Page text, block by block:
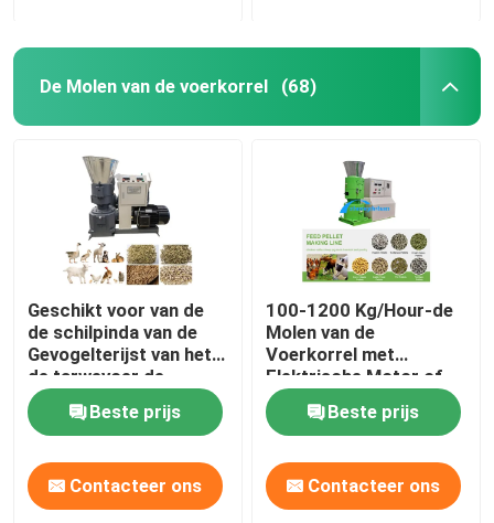
De Molen van de voerkorrel (68)
Geschikt voor van de
de schilpinda van de
Gevogelterijst van het
de tarwevoer de
Capaciteit van de de
Korrelmolen 50-
1200kg/H
Beste prijs
Contacteer ons
100-1200 Kg/Hour-de
Molen van de
Voerkorrel met
Elektrische Motor of
Dieselmotor
Beste prijs
Contacteer ons